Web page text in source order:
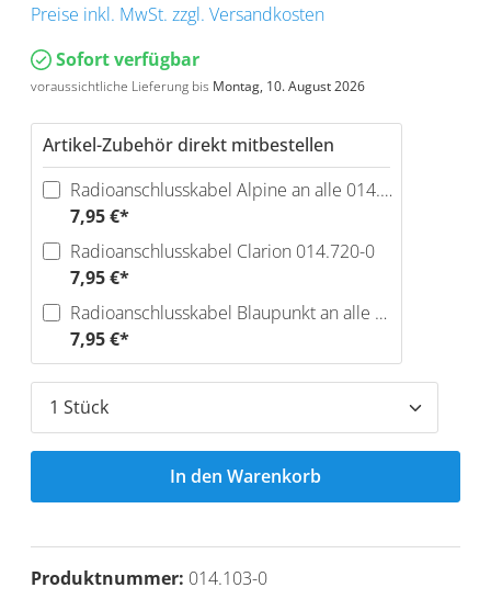
Preise inkl. MwSt. zzgl. Versandkosten
Sofort verfügbar
voraussichtliche Lieferung bis Montag, 10. August 2026
Artikel-Zubehör direkt mitbestellen
Radioanschlusskabel Alpine an alle 014.680-0
7,95 €*
Radioanschlusskabel Clarion 014.720-0
7,95 €*
Radioanschlusskabel Blaupunkt an alle 014.740-0
7,95 €*
In den Warenkorb
Produktnummer: 014.103-0